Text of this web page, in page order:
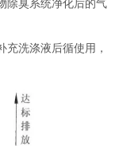
除臭系统净化后的气
洗涤液后循使用，